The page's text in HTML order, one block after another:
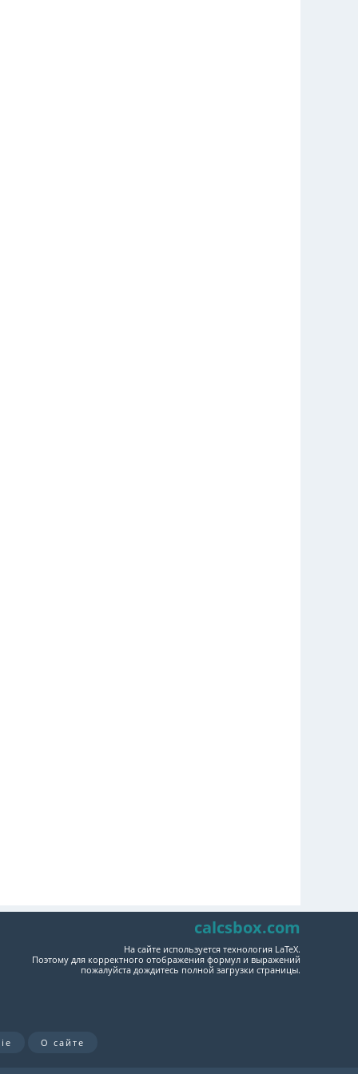
calcsbox.com
На сайте используется технология LaTeX.
Поэтому для корректного отображения формул и выражений
пожалуйста дождитесь полной загрузки страницы.
О сайте